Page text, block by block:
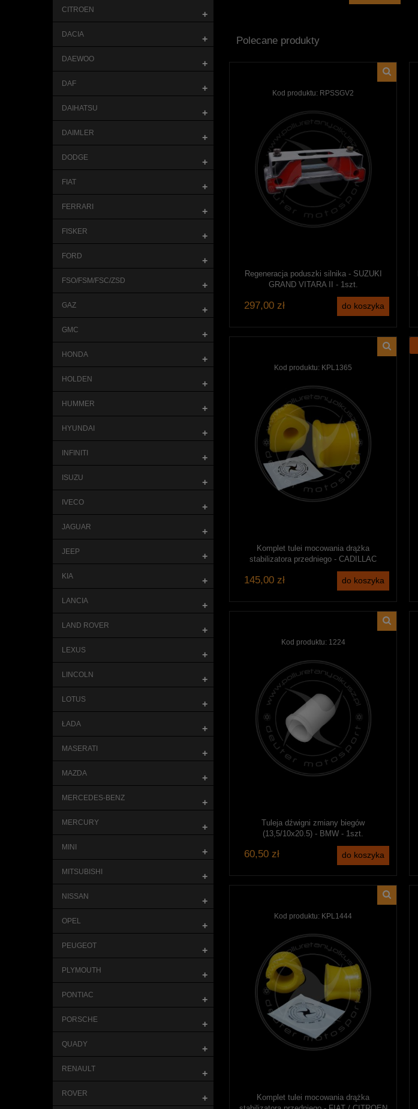
CITROEN +
DACIA +
DAEWOO +
DAF +
DAIHATSU +
DAIMLER +
DODGE +
FIAT +
FERRARI +
FISKER +
FORD +
FSO/FSM/FSC/ZSD +
GAZ +
GMC +
HONDA +
HOLDEN +
HUMMER +
HYUNDAI +
INFINITI +
ISUZU +
IVECO +
JAGUAR +
JEEP +
KIA +
LANCIA +
LAND ROVER +
LEXUS +
LINCOLN +
LOTUS +
ŁADA +
MASERATI +
MAZDA +
MERCEDES-BENZ +
MERCURY +
MINI +
MITSUBISHI +
NISSAN +
OPEL +
PEUGEOT +
PLYMOUTH +
PONTIAC +
PORSCHE +
QUADY +
RENAULT +
ROVER +
Polecane produkty
Kod produktu: RPSSGV2
Regeneracja poduszki silnika - SUZUKI
GRAND VITARA II - 1szt.
297,00 zł do koszyka
Kod produktu: KPL1365
Komplet tulei mocowania drążka
stabilizatora przedniego - CADILLAC
SEVILLE - 2szt.
145,00 zł do koszyka
Kod produktu: 1224
Tuleja dźwigni zmiany biegów
(13,5/10x20.5) - BMW - 1szt.
60,50 zł do koszyka
Kod produktu: KPL1444
Komplet tulei mocowania drążka